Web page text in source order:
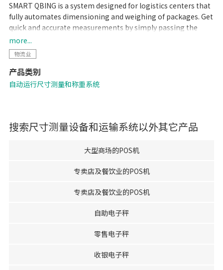
SMART QBING is a system designed for logistics centers that
fully automates dimensioning and weighing of packages. Get
quick and accurate measurements by simply passing the
items along on the conveyor. As an industry first, SMART
QBING can measure items that are as little as 5 mm thick. In
today's busy logistics workplace, pressured by the rapid rise
in delivery service use coupled with a troubling increase in re-
deliveries due to customer absence, speedy and accurate
more...
物流业
产品类别
自动运行尺寸测量和称重系统
搜索尺寸测量设备和运输系统以外其它产品
大型商场的POS机
专卖店及餐饮业的POS机
专卖店及餐饮业的POS机
自助电子秤
零售电子秤
收银电子秤